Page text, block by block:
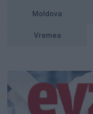
Moldova
Vremea